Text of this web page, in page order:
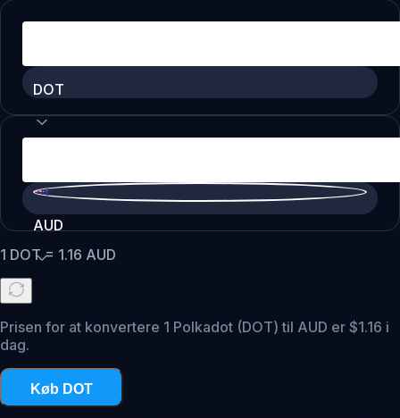
DOT
AUD
1 DOT= 1.16 AUD
Prisen for at konvertere 1 Polkadot (DOT) til AUD er $1.16 i
dag.
Køb DOT